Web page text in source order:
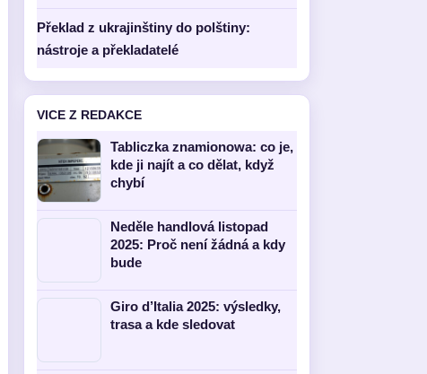
Překlad z ukrajinštiny do polštiny:
nástroje a překladatelé
VICE Z REDAKCE
Tabliczka znamionowa: co je,
kde ji najít a co dělat, když
chybí
Neděle handlová listopad
2025: Proč není žádná a kdy
bude
Giro d’Italia 2025: výsledky,
trasa a kde sledovat